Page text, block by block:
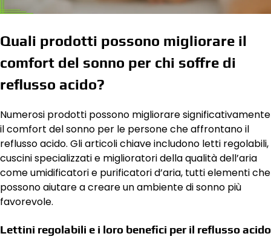
Quali prodotti possono migliorare il
comfort del sonno per chi soffre di
reflusso acido?
Numerosi prodotti possono migliorare significativamente
il comfort del sonno per le persone che affrontano il
reflusso acido. Gli articoli chiave includono letti regolabili,
cuscini specializzati e miglioratori della qualità dell’aria
come umidificatori e purificatori d’aria, tutti elementi che
possono aiutare a creare un ambiente di sonno più
favorevole.
Lettini regolabili e i loro benefici per il reflusso acido